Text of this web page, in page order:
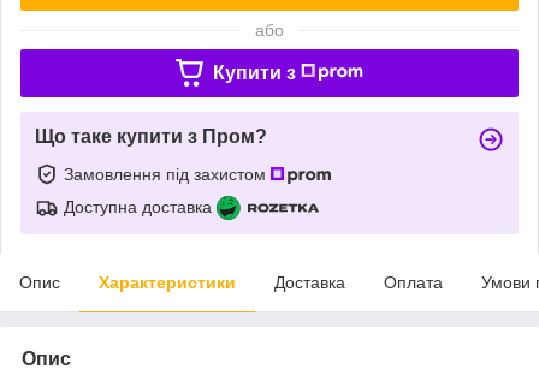
або
Купити з
Що таке купити з Пром?
Замовлення під захистом
Доступна доставка
Опис Характеристики Доставка Оплата Умови
Опис